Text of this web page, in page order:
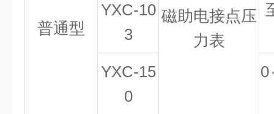
普通型
YXC-10
3
磁助电接点压
力表
YXC-15
0
0